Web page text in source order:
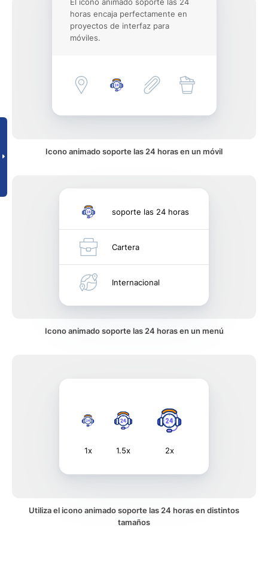
horas encaja perfectamente en
proyectos de interfaz para
móviles.
Icono animado soporte las 24 horas en un móvil
soporte las 24 horas
Cartera
Internacional
Icono animado soporte las 24 horas en un menú
1x 1.5x 2x
Utiliza el icono animado soporte las 24 horas en distintos
tamaños